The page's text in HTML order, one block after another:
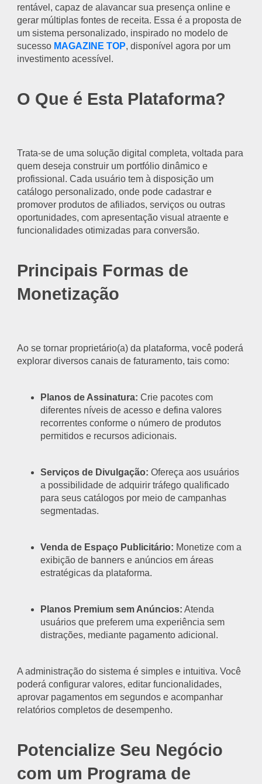
rentável, capaz de alavancar sua presença online e
gerar múltiplas fontes de receita. Essa é a proposta de
um sistema personalizado, inspirado no modelo de
sucesso MAGAZINE TOP, disponível agora por um
investimento acessível.
O Que é Esta Plataforma?
Trata-se de uma solução digital completa, voltada para
quem deseja construir um portfólio dinâmico e
profissional. Cada usuário tem à disposição um
catálogo personalizado, onde pode cadastrar e
promover produtos de afiliados, serviços ou outras
oportunidades, com apresentação visual atraente e
funcionalidades otimizadas para conversão.
Principais Formas de
Monetização
Ao se tornar proprietário(a) da plataforma, você poderá
explorar diversos canais de faturamento, tais como:
Planos de Assinatura: Crie pacotes com
diferentes níveis de acesso e defina valores
recorrentes conforme o número de produtos
permitidos e recursos adicionais.
Serviços de Divulgação: Ofereça aos usuários
a possibilidade de adquirir tráfego qualificado
para seus catálogos por meio de campanhas
segmentadas.
Venda de Espaço Publicitário: Monetize com a
exibição de banners e anúncios em áreas
estratégicas da plataforma.
Planos Premium sem Anúncios: Atenda
usuários que preferem uma experiência sem
distrações, mediante pagamento adicional.
A administração do sistema é simples e intuitiva. Você
poderá configurar valores, editar funcionalidades,
aprovar pagamentos em segundos e acompanhar
relatórios completos de desempenho.
Potencialize Seu Negócio
com um Programa de